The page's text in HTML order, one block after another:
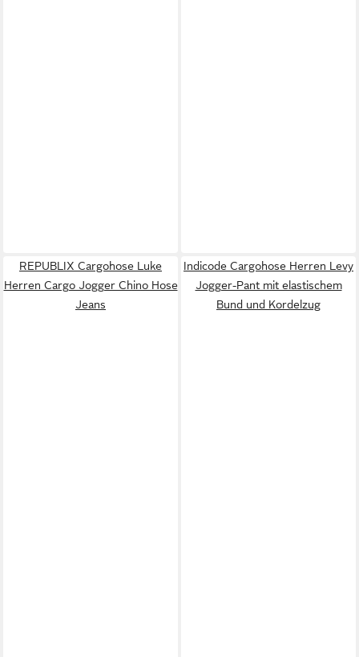
REPUBLIX Cargohose Luke
Herren Cargo Jogger Chino Hose
Jeans
Indicode Cargohose Herren Levy
Jogger-Pant mit elastischem
Bund und Kordelzug